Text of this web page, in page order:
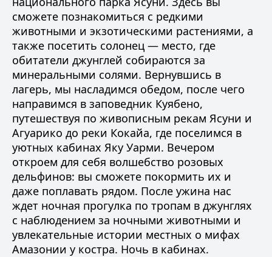
сможете познакомиться с редкими
животными и экзотическими растениями, а
также посетить солонец — место, где
обитатели джунглей собираются за
минеральными солями. Вернувшись в
лагерь, мы насладимся обедом, после чего
направимся в заповедник Куябено,
путешествуя по живописным рекам Ясуни и
Агуарико до реки Кокайа, где поселимся в
уютных кабинах Яку Уарми. Вечером
откроем для себя волшебство розовых
дельфинов: вы сможете покормить их и
даже поплавать рядом. После ужина нас
ждет ночная прогулка по тропам в джунглях
с наблюдением за ночными животными и
увлекательные истории местных о мифах
Амазонии у костра. Ночь в кабинах.